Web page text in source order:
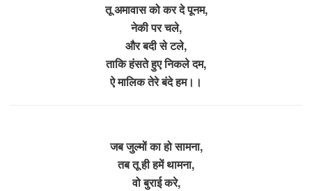
तू अमावास को कर दे पूनम,
नेकी पर चले,
और बदी से टले,
ताकि हंसते हुए निकले दम,
ऐ मालिक तेरे बंदे हम।।
जब जुल्मों का हो सामना,
तब तू ही हमें थामना,
वो बुराई करे,